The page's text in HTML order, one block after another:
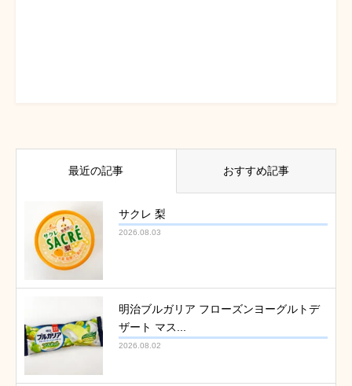
最近の記事 おすすめ記事
サクレ 梨
2026.08.03
明治ブルガリア フローズンヨーグルトデ
ザート マス...
2026.08.02